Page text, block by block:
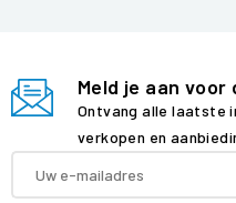
Meld je aan
Ontvang alle laatste
verkopen en